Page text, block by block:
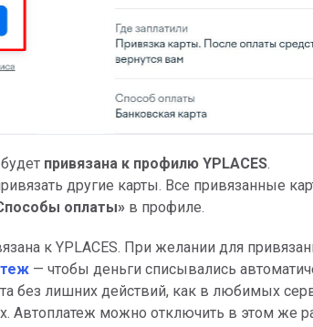
привязана к профилю YPLACES.
другие карты. Все привязанные
оплаты» в профиле.
к YPLACES. При желании для
— чтобы деньги списывались
без лишних действий, как в любимых
Автоплатеж можно отключить в этом же